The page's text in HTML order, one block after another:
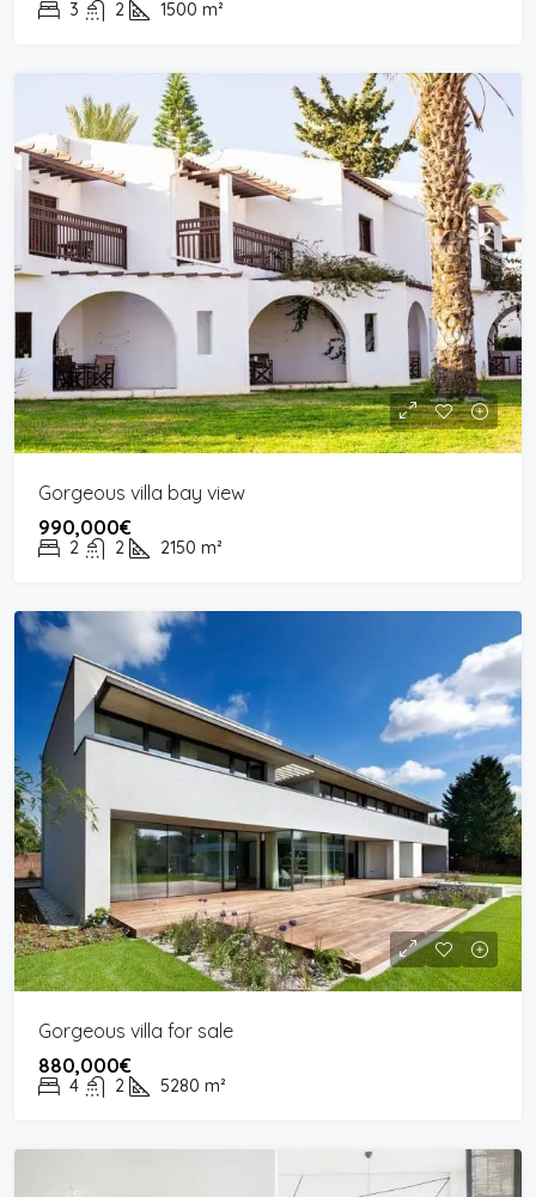
3 2 1500 m²
Gorgeous villa bay view
990,000€
2 2 2150 m²
Gorgeous villa for sale
880,000€
4 2 5280 m²